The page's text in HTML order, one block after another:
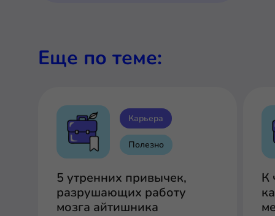
Еще по теме:
Карьера
Полезно
5 утренних привычек,
разрушающих работу
мозга айтишника
К